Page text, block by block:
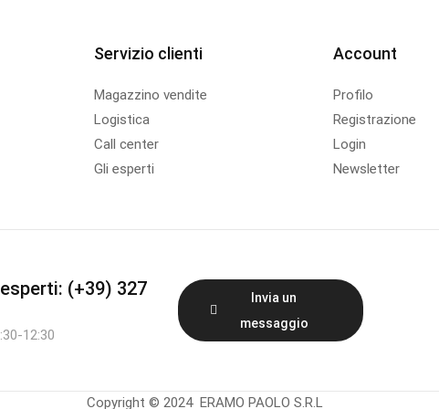
Servizio clienti
Magazzino vendite
Logistica
Call center
Gli esperti
Account
Profilo
Registrazione
Login
Newsletter
(+39) 327
12:30
Invia un
messaggio
Copyright © 2024 ERAMO PAOLO S.R.L